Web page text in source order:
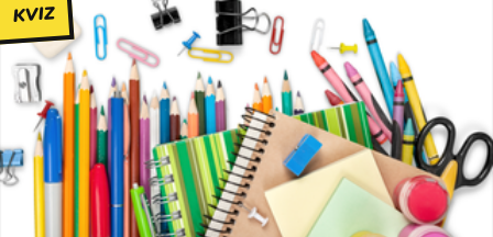
KVIZ